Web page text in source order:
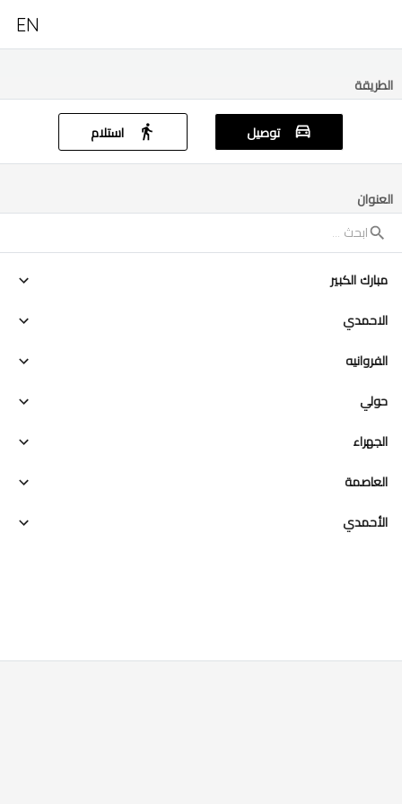
EN
الطريقة
توصيل استلام
العنوان
مبارك الكبير
الاحمدي
الفروانيه
حولي
الجهراء
العاصمة
الأحمدي